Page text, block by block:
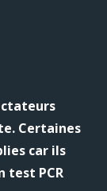
Certaines
car ils
test PCR